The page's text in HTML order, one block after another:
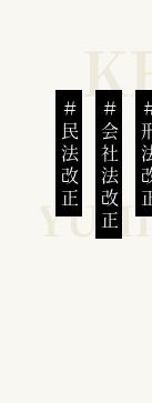
民法改正 会社法改正 刑